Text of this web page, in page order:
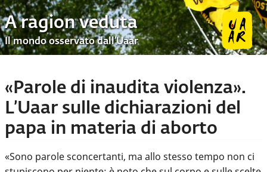
A ragion veduta
Il mondo osservato dall’Uaar
«Parole di inaudita violenza».
L’Uaar sulle dichiarazioni del
papa in materia di aborto
«Sono parole sconcertanti, ma allo stesso tempo non ci